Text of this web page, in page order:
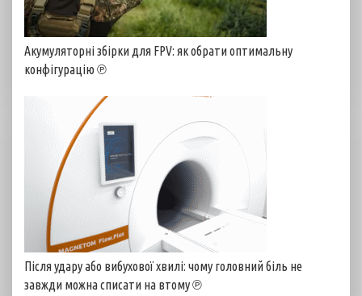
Акумуляторні збірки для FPV: як обрати оптимальну
конфігурацію ℗
Після удару або вибухової хвилі: чому головний біль не
завжди можна списати на втому ℗